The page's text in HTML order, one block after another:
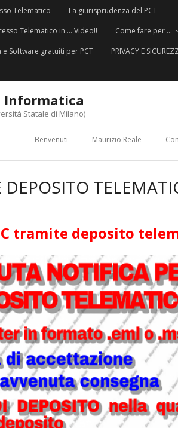
Telematico
La giurisprudenza del PCT
Telematico in … Video!!
Come fare per …
e Software gratuiti per PCT
PRIVACY E
Informatica
Statale di Milano)
Benvenuti Maurizio Reale
tramite deposito